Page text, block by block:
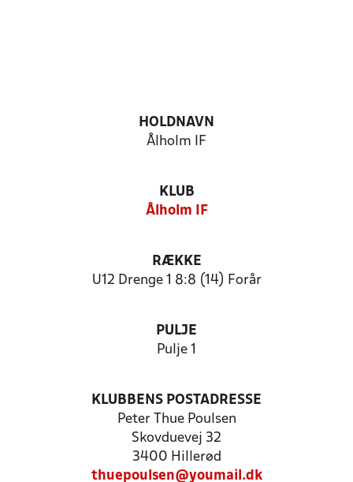
HOLDNAVN
Ålholm IF
KLUB
Ålholm IF
RÆKKE
U12 Drenge 1 8:8 (14) Forår
PULJE
Pulje 1
KLUBBENS POSTADRESSE
Peter Thue Poulsen
Skovduevej 32
3400 Hillerød
thuepoulsen@youmail.dk